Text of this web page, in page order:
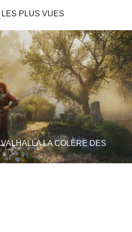
PLUS VUES
LA COLÈRE DES